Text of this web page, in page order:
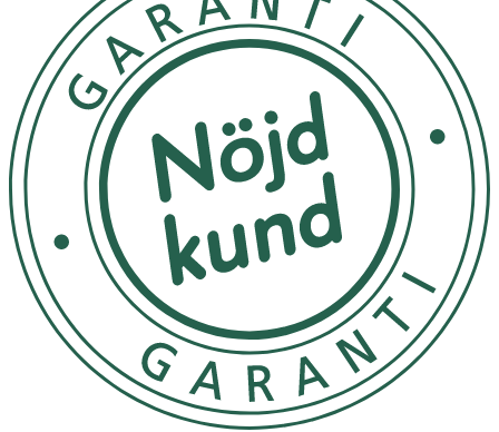
Äldre – mjuk och behaglig för känslig hud
Övriga – bra produkt att ha hemma i ”sårvårdslådan”